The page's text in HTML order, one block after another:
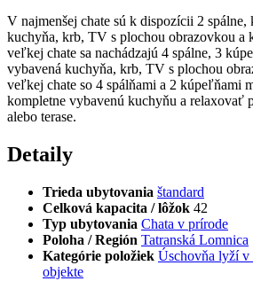
V najmenšej chate sú k dispozícii 2 spálne,
kuchyňa, krb, TV s plochou obrazovkou a
veľkej chate sa nachádzajú 4 spálne, 3
vybavená kuchyňa, krb, TV s plochou
veľkej chate so 4 spálňami a 2 kúpeľňami
kompletne vybavenú kuchyňu a relaxovať
alebo terase.
Detaily
Trieda ubytovania štandard
Celková kapacita / lôžok 42
Typ ubytovania Chata v prírode
Poloha / Región Tatranská Lomnica
Kategórie položiek Úschovňa lyží v
objekte